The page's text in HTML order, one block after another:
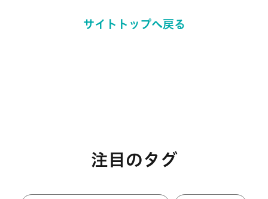
サイトトップへ戻る
注目のタグ